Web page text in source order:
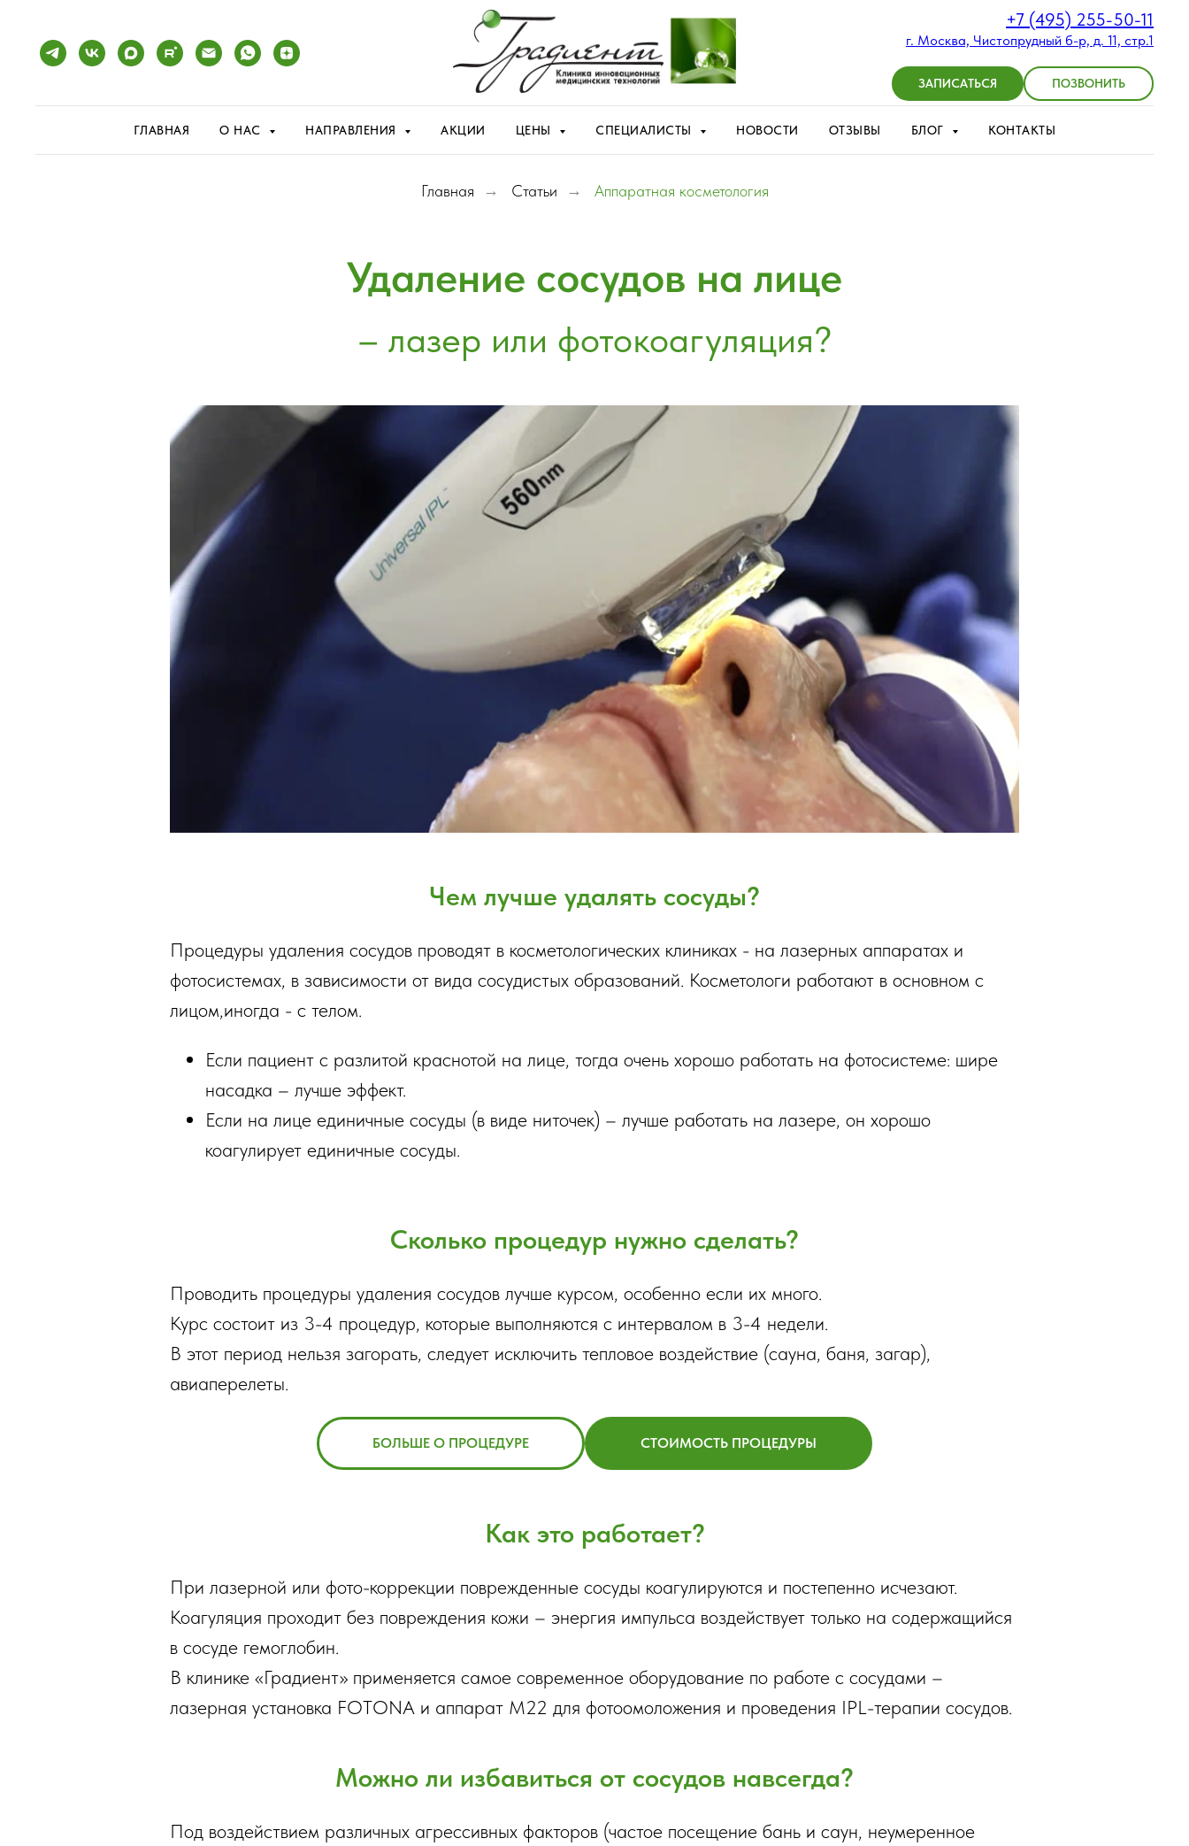
+7 (495) 255-50-11
г. Москва, Чистопрудный б-р, д. 11, стр.1
ЗАПИСАТЬСЯ ПОЗВОНИТЬ
ГЛАВНАЯ О НАС НАПРАВЛЕНИЯ АКЦИИ ЦЕНЫ СПЕЦИАЛИСТЫ НОВОСТИ ОТЗЫВЫ БЛОГ КОНТАКТЫ
Главная → Статьи → Аппаратная косметология
Удаление сосудов на лице
– лазер или фотокоагуляция?
Чем лучше удалять сосуды?
Процедуры удаления сосудов проводят в косметологических клиниках - на лазерных аппаратах и
фотосистемах, в зависимости от вида сосудистых образований. Косметологи работают в основном с
лицом,иногда - с телом.
Если пациент с разлитой краснотой на лице, тогда очень хорошо работать на фотосистеме: шире
насадка – лучше эффект.
Если на лице единичные сосуды (в виде ниточек) – лучше работать на лазере, он хорошо
коагулирует единичные сосуды.
Сколько процедур нужно сделать?
Проводить процедуры удаления сосудов лучше курсом, особенно если их много.
Курс состоит из 3-4 процедур, которые выполняются с интервалом в 3-4 недели.
В этот период нельзя загорать, следует исключить тепловое воздействие (сауна, баня, загар),
авиаперелеты.
БОЛЬШЕ О ПРОЦЕДУРЕ СТОИМОСТЬ ПРОЦЕДУРЫ
Как это работает?
При лазерной или фото-коррекции поврежденные сосуды коагулируются и постепенно исчезают.
Коагуляция проходит без повреждения кожи – энергия импульса воздействует только на содержащийся
в сосуде гемоглобин.
В клинике «Градиент» применяется самое современное оборудование по работе с сосудами –
лазерная установка FOTONA и аппарат M22 для фотоомоложения и проведения IPL-терапии сосудов.
Можно ли избавиться от сосудов навсегда?
Под воздействием различных агрессивных факторов (частое посещение бань и саун, неумеренное